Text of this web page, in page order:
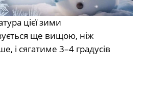
цієї зими
ще вищою, ніж
і сягатиме 3–4 градусів